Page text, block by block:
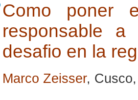
Como poner
responsable
desafio en la
Marco Zeisser,